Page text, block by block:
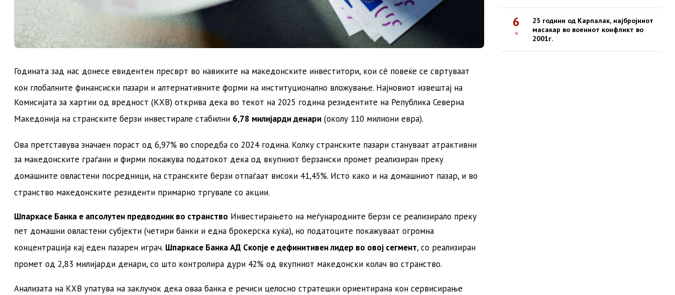
Годината зад нас донесе евидентен пресврт во навиките на македонските инвеститори, кои сè повеќе се свртуваат
кон глобалните финансиски пазари и алтернативните форми на институционално вложување. Најновиот извештај на
Комисијата за хартии од вредност (КХВ) открива дека во текот на 2025 година резидентите на Република Северна
Македонија на странските берзи инвестирале стабилни 6,78 милијарди денари (околу 110 милиони евра).
Ова претставува значаен пораст од 6,97% во споредба со 2024 година. Колку странските пазари стануваат атрактивни
за македонските граѓани и фирми покажува податокот дека од вкупниот берзански промет реализиран преку
домашните овластени посредници, на странските берзи отпаѓаат високи 41,45%. Исто како и на домашниот пазар, и во
странство македонските резиденти примарно тргувале со акции.
Шпаркасе Банка е апсолутен предводник во странство Инвестирањето на меѓународните берзи се реализирало преку
пет домашни овластени субјекти (четири банки и една брокерска куќа), но податоците покажуваат огромна
концентрација кај еден пазарен играч. Шпаркасе Банка АД Скопје е дефинитивен лидер во овој сегмент, со реализиран
промет од 2,83 милијарди денари, со што контролира дури 42% од вкупниот македонски колач во странство.
Анализата на КХВ упатува на заклучок дека оваа банка е речиси целосно стратешки ориентирана кон сервисирање
6
ч
25 години од Карпалак, најбројниот
масакар во воениот конфликт во
2001г.